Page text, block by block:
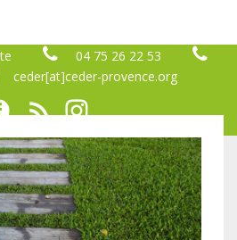
04 75 26 22 53
ceder[at]ceder-provence.org